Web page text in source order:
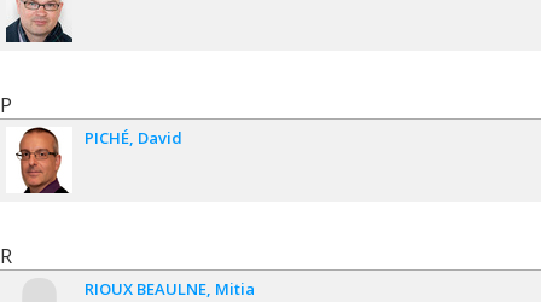
P
PICHÉ David
R
RIOUX BEAULNE Mitia